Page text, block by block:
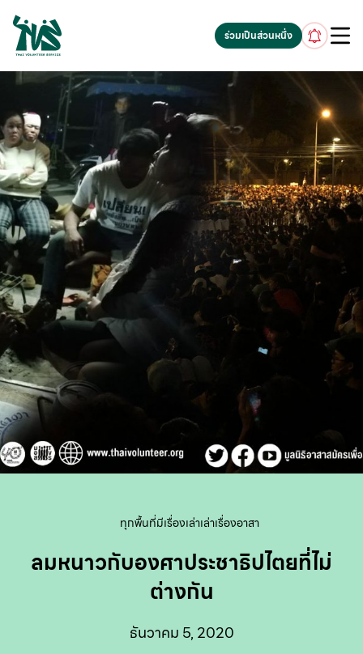
gv-5iuoxpem74qfjw.dv.googlehosted.com
ร่วมเป็นส่วนหนึ่ง
ทุกพื้นที่มีเรื่องเล่าเล่าเรื่องอาสา
ลมหนาวกับองศาประชาธิปไตยที่ไม่
ต่างกัน
ธันวาคม 5, 2020